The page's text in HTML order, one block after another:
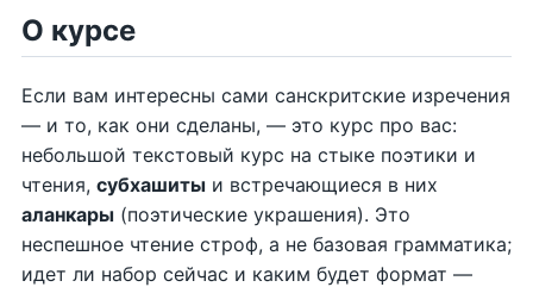
О курсе
Если вам интересны сами санскритские изречения
— и то, как они сделаны, — это курс про вас:
небольшой текстовый курс на стыке поэтики и
чтения, субхашиты и встречающиеся в них
аланкары (поэтические украшения). Это
неспешное чтение строф, а не базовая грамматика;
идет ли набор сейчас и каким будет формат —